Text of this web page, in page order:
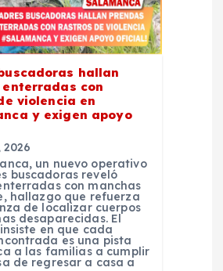
hallan
con
violencia en
y exigen apoyo
2026
un nuevo operativo
buscadoras reveló
con manchas
hallazgo que refuerza
de localizar cuerpos
desaparecidas. El
en que cada
es una pista
a las familias a cumplir
de regresar a casa a